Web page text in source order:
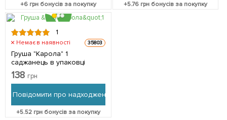
+6 грн бонусів за покупку +5.76 грн бонусів за покупку
1
Немає в наявності 35803
Груша "Карола" 1
саджанець в упаковці
138 грн
Повідомити про надходження
+5.52 грн бонусів за покупку